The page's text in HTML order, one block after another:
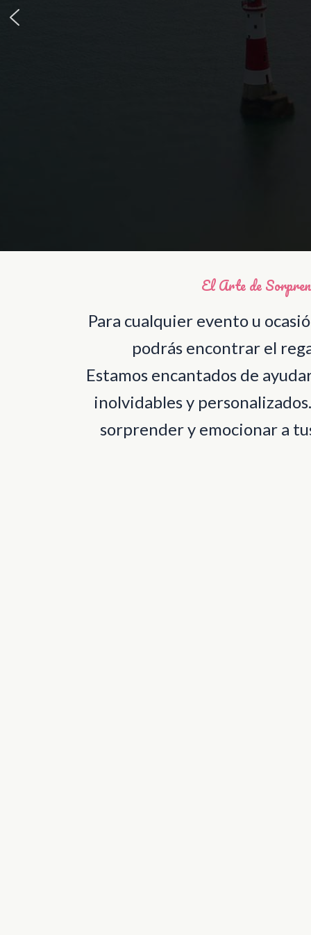
El Arte de
Para cualquier evento u
podrás encontrar el
Estamos encantados de
inolvidables y
sorprender y emocionar a